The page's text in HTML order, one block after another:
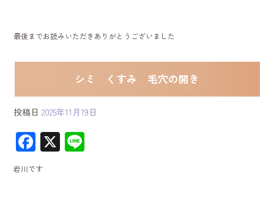
最後までお読みいただきありがとうございました
シミ くすみ 毛穴の開き
投稿日 2025年11月19日
F
ac
e
X
岩川です